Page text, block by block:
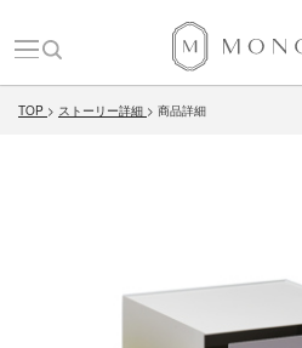
TOP ストーリー詳細 商品詳細